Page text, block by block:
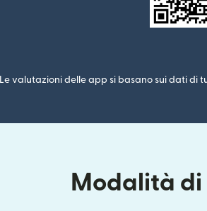
Le valutazioni delle app si basano sui dati di
Modalità di